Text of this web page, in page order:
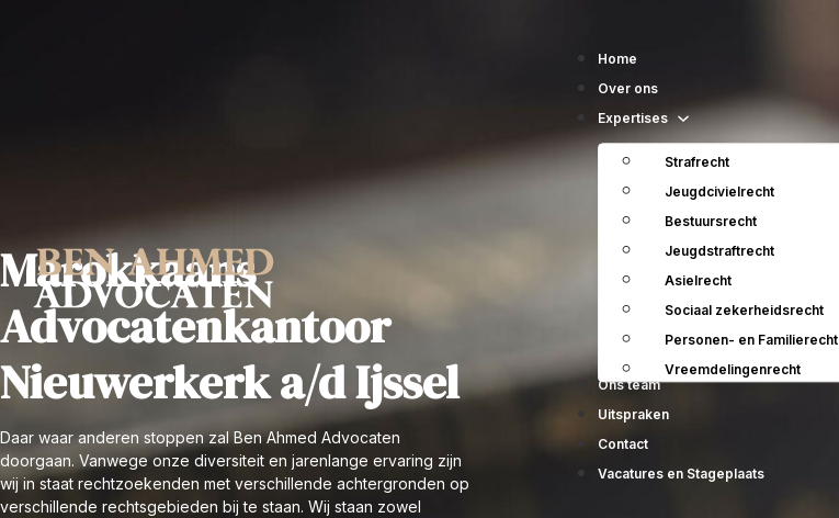
Home
Over ons
Expertises
Strafrecht
Jeugdcivielrecht
Bestuursrecht
Jeugdstraftrecht
Asielrecht
Sociaal zekerheidsrecht
Personen- en Familierecht
Vreemdelingenrecht
Ons team
Uitspraken
Contact
Vacatures en Stageplaats
Marokkaans
Advocatenkantoor
Nieuwerkerk a/d Ijssel
Daar waar anderen stoppen zal Ben Ahmed Advocaten
doorgaan. Vanwege onze diversiteit en jarenlange ervaring zijn
wij in staat rechtzoekenden met verschillende achtergronden op
verschillende rechtsgebieden bij te staan. Wij staan zowel